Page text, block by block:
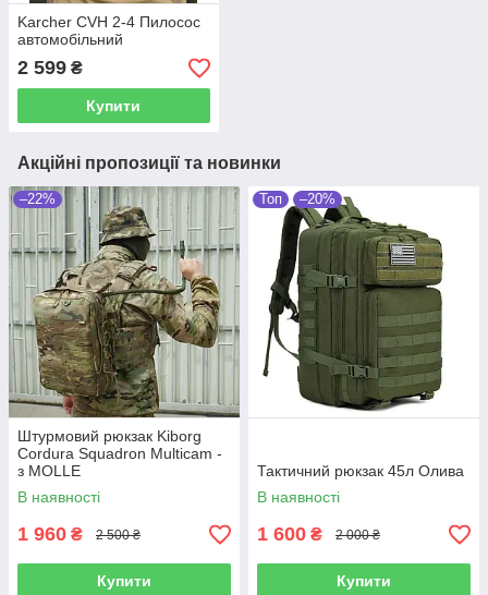
Karcher CVH 2-4 Пилосос
автомобільний
2 599 ₴
Купити
Акційні пропозиції та новинки
–22%
Штурмовий рюкзак Kiborg
Cordura Squadron Multicam -
з MOLLE
В наявності
1 960 ₴ 2 500 ₴
Купити
Топ –20%
Тактичний рюкзак 45л Олива
В наявності
1 600 ₴ 2 000 ₴
Купити